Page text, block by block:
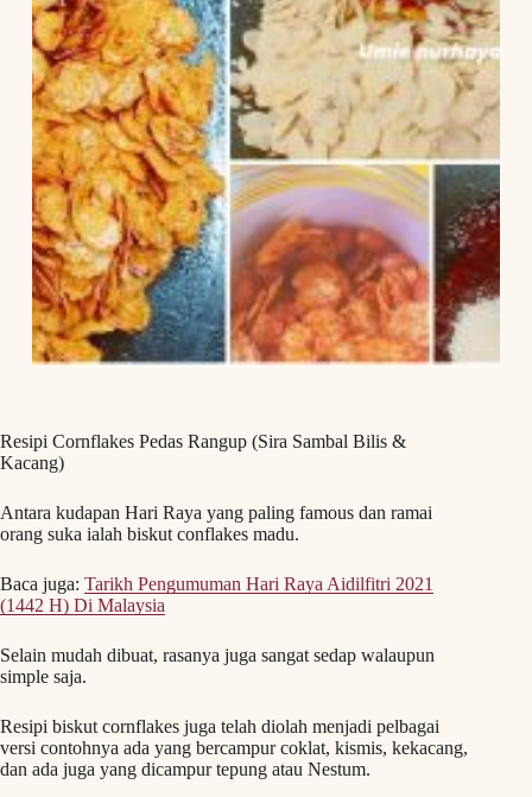
Resipi Cornflakes Pedas Rangup (Sira Sambal Bilis &
Kacang)
Antara kudapan Hari Raya yang paling famous dan ramai
orang suka ialah biskut conflakes madu.
Baca juga: Tarikh Pengumuman Hari Raya Aidilfitri 2021
(1442 H) Di Malaysia
Selain mudah dibuat, rasanya juga sangat sedap walaupun
simple saja.
Resipi biskut cornflakes juga telah diolah menjadi pelbagai
versi contohnya ada yang bercampur coklat, kismis, kekacang,
dan ada juga yang dicampur tepung atau Nestum.